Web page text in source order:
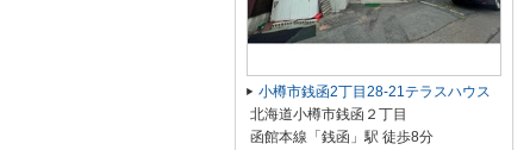
小樽市銭函2丁目28-21テラスハウス
北海道小樽市銭函２丁目
函館本線「銭函」駅 徒歩8分